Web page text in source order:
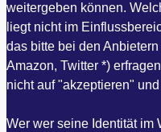
weitergeben können.
liegt nicht im
das bitte bei den
Amazon, Twitter *)
nicht auf "akzeptieren"
Wer wer seine Identität im